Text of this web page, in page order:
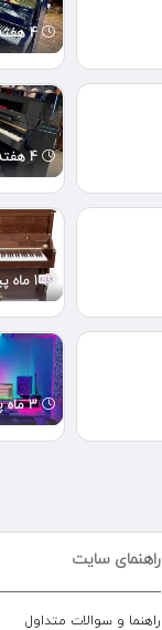
4 هفته پیش
4 هفته پیش
1 ماه پیش
3 ماه پیش
راهنمای سایت
راهنما و سوالات متداول